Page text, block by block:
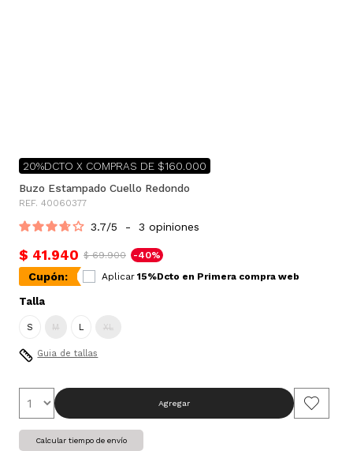
20%DCTO X COMPRAS DE $160.000
Buzo Estampado Cuello Redondo
REF. 40060377
3.7/5 - 3 opiniones
$ 41.940 $ 69.900 -40%
Cupón: Aplicar 15%Dcto en Primera compra web
Talla
S M L XL
Guia de tallas
Agregar
Calcular tiempo de envío